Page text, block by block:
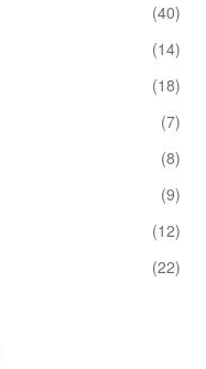
(40)
(14)
(18)
(7)
(8)
(9)
(12)
(22)